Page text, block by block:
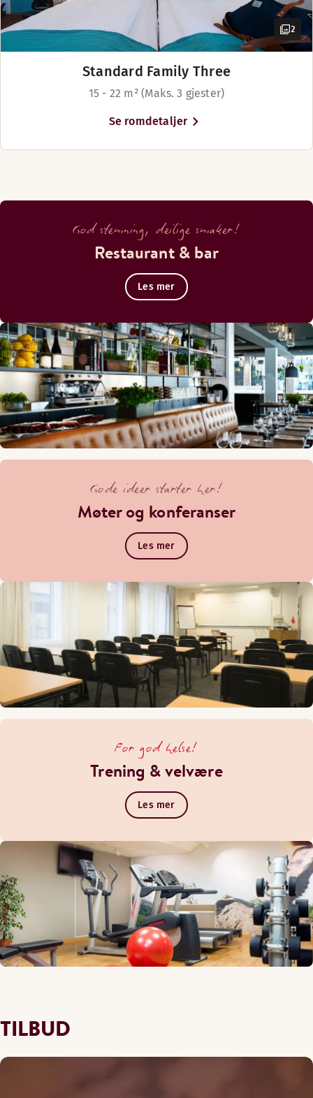
2
Standard Family Three
15 - 22 m² (Maks. 3 gjester)
Se romdetaljer
God stemning, deilige smaker!
Restaurant & bar
Les mer
Gode ideer starter her!
Møter og konferanser
Les mer
For god helse!
Trening & velvære
Les mer
TILBUD